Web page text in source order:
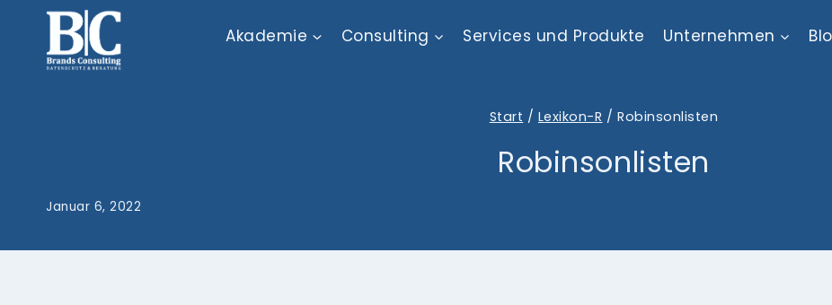
springen
Akademie Consulting Services und Produkte Unternehmen
Start / Lexikon-R / Robinsonlisten
Robinsonlisten
Januar 6, 2022